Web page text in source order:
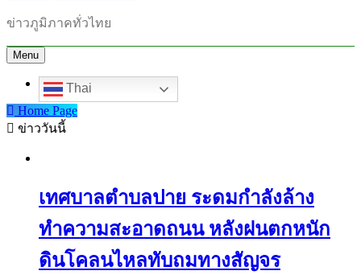
ข่าวภูมิภาคทั่วไทย
Menu
Thai
Home Page
ข่าววันนี้
เทศบาลตำบลปาย ระดมกำลังล้าง
ทำความสะอาดถนน หลังฝนตกหนัก
ดินโคลนไหลทับถมทางสัญจร